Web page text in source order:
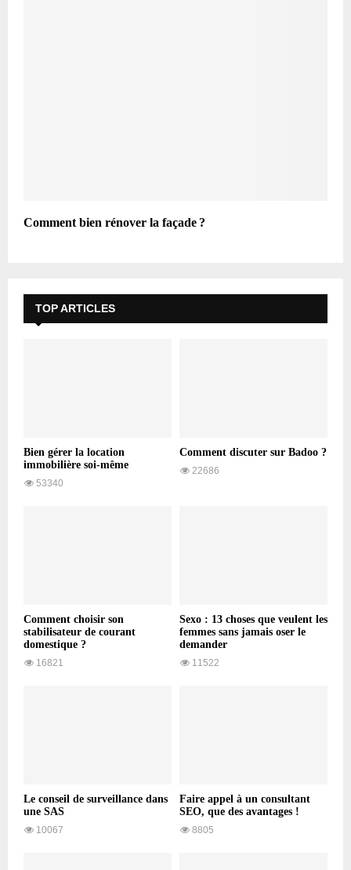
Comment bien rénover la façade ?
TOP ARTICLES
Bien gérer la location
immobilière soi-même
53340
Comment discuter sur Badoo ?
22686
Comment choisir son
stabilisateur de courant
domestique ?
16821
Sexo : 13 choses que veulent les
femmes sans jamais oser le
demander
11522
Le conseil de surveillance dans
une SAS
10067
Faire appel à un consultant
SEO, que des avantages !
8805